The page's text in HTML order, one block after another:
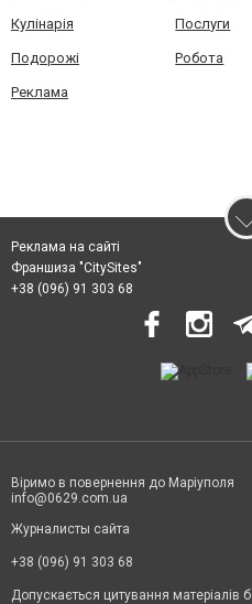
Кулінарія Послуги
Подорожі Робота
Реклама
Реклама на сайті
Франшиза "CitySites"
+38 (096) 91 303 68
Віримо в повернення до Маріуполя
info@0629.com.ua
Журналисты сайта
+38 (096) 91 303 68
Допускається цитування матеріалів